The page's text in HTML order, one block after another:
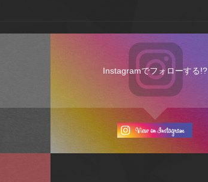
Instagramでフォローする!?